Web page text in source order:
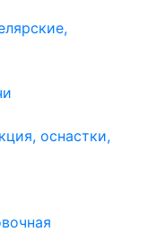
оснастки,